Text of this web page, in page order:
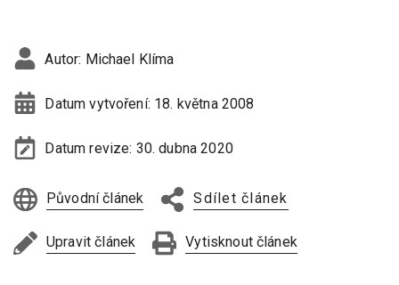
Autor: Michael Klíma
Datum vytvoření: 18. května 2008
Datum revize: 30. dubna 2020
Původní článek Sdílet článek
Upravit článek Vytisknout článek